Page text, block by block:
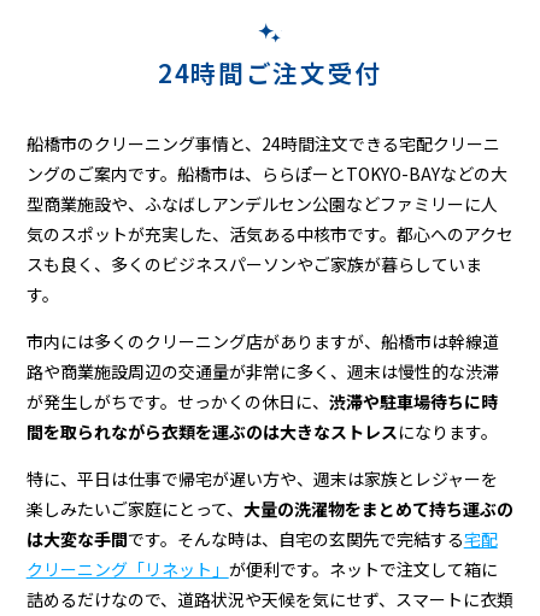
24時間ご注文受付
船橋市のクリーニング事情と、24時間注文できる宅配クリーニ
ングのご案内です。船橋市は、ららぽーとTOKYO-BAYなどの大
型商業施設や、ふなばしアンデルセン公園などファミリーに人
気のスポットが充実した、活気ある中核市です。都心へのアクセ
スも良く、多くのビジネスパーソンやご家族が暮らしていま
す。
市内には多くのクリーニング店がありますが、船橋市は幹線道
路や商業施設周辺の交通量が非常に多く、週末は慢性的な渋滞
が発生しがちです。せっかくの休日に、 渋滞や駐車場待ちに時
間を取られながら衣類を運ぶのは大きなストレスになります。
特に、平日は仕事で帰宅が遅い方や、週末は家族とレジャーを
楽しみたいご家庭にとって、 大量の洗濯物をまとめて持ち運ぶの
は大変な手間です。そんな時は、自宅の玄関先で完結する宅配
クリーニング「リネット」 が便利です。ネットで注文して箱に
詰めるだけなので、道路状況や天候を気にせず、スマートに衣類